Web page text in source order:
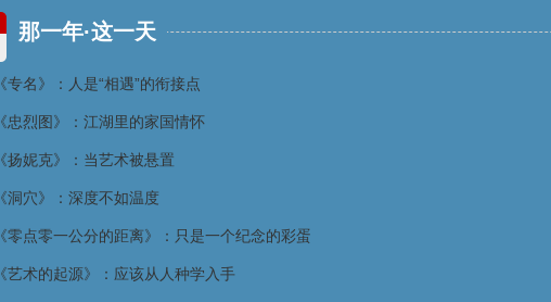
那一年·这一天
《专名》：人是“相遇”的衔接点
《忠烈图》：江湖里的家国情怀
《扬妮克》：当艺术被悬置
《洞穴》：深度不如温度
《零点零一公分的距离》：只是一个纪念的彩蛋
《艺术的起源》：应该从人种学入手